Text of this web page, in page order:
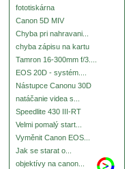
fototiskárna
Canon 5D MIV
Chyba pri nahravani...
chyba zápisu na kartu
Tamron 16-300mm f/3....
EOS 20D - systém....
Nástupce Canonu 30D
natáčanie videa s...
Speedlite 430 III-RT
Velmi pomalý start...
Vyměnit Canon EOS...
Jak se starat o...
objektívy na canon...